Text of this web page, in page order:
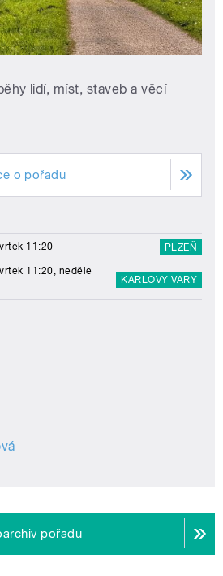
lidí, míst, staveb a věcí
o pořadu
11:20 PLZEŇ
11:20, neděle
KARLOVY VARY
pořadu